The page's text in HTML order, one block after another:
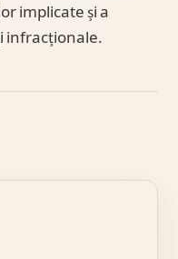
implicate și a
infracționale.